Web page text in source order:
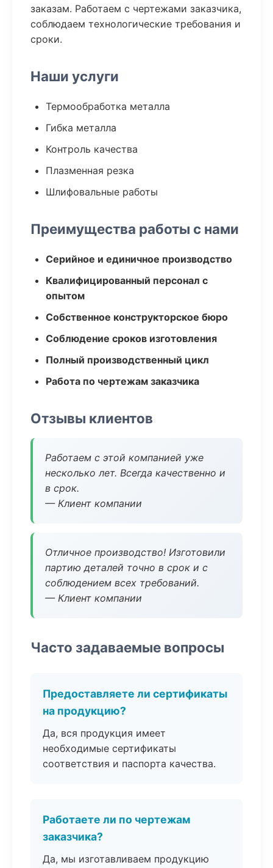
заказам. Работаем с чертежами заказчика,
соблюдаем технологические требования и
сроки.
Наши услуги
Термообработка металла
Гибка металла
Контроль качества
Плазменная резка
Шлифовальные работы
Преимущества работы с нами
Серийное и единичное производство
Квалифицированный персонал с
опытом
Собственное конструкторское бюро
Соблюдение сроков изготовления
Полный производственный цикл
Работа по чертежам заказчика
Отзывы клиентов
Работаем с этой компанией уже
несколько лет. Всегда качественно и
в срок.
— Клиент компании
Отличное производство! Изготовили
партию деталей точно в срок и с
соблюдением всех требований.
— Клиент компании
Часто задаваемые вопросы
Предоставляете ли сертификаты
на продукцию?
Да, вся продукция имеет
необходимые сертификаты
соответствия и паспорта качества.
Работаете ли по чертежам
заказчика?
Да, мы изготавливаем продукцию